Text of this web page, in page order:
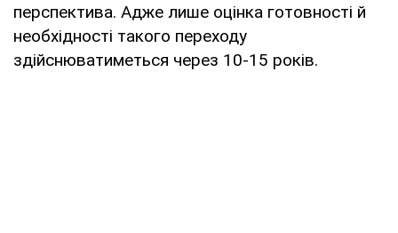
перспектива. Адже лише оцінка готовності й
необхідності такого переходу
здійснюватиметься через 10-15 років.